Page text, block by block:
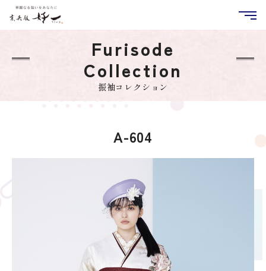
Furisode
Collection
振袖コレクション
A-604